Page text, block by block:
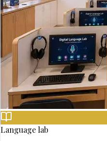
Language lab